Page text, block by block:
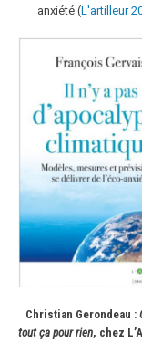
anxiété (L'artilleur
Christian Gerondeau :
tout ça pour rien, chez